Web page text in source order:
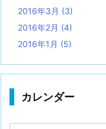
2016年3月 (3)
2016年2月 (4)
2016年1月 (5)
カレンダー